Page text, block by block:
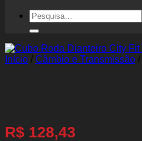
Pesquisar
por:
Início / Câmbio e Transmissão /
R$ 128,43